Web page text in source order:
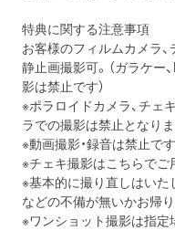
特典に関する注意事項
お客様のフィルムカメラ
静止画撮影可。（ガラケー
影は禁止です）
※ポラロイドカメラ、チェ
ラでの撮影は禁止となりま
※動画撮影・録音は禁止です
※チェキ撮影はこちらでご
※基本的に撮り直しはいた
などの不備が無いかお帰
※ワンショット撮影は指定